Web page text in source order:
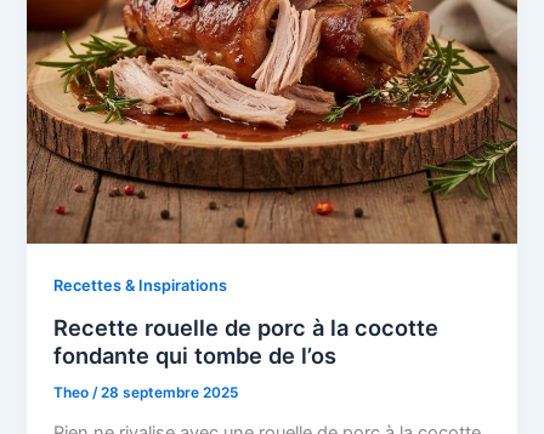
Recettes & Inspirations
Recette rouelle de porc à la cocotte
fondante qui tombe de l’os
Theo /28 septembre 2025